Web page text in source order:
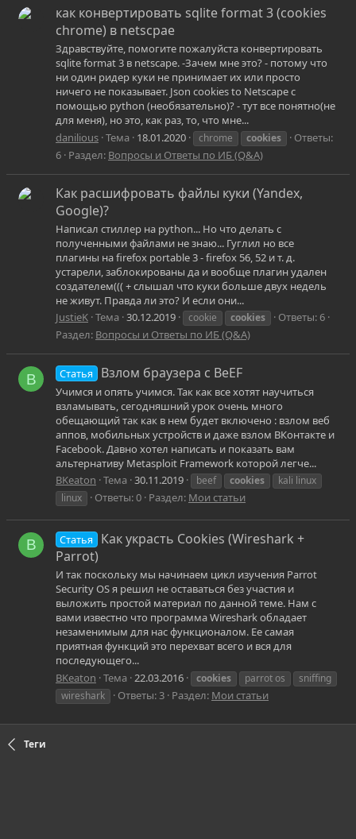
как конвертировать sqlite format 3 (cookies
chrome) в netscpae
Здравствуйте, помогите пожалуйста конвертировать
sqlite format 3 в netscape. -Зачем мне это? - потому что
ни один ридер куки не принимает их или просто
ничего не показывает. Json cookies to Netscape с
помощью python (необязательно)? - тут все понятно(не
для меня), но это, как раз, то, что мне...
danilious Тема 18.01.2020 chrome cookies
Ответы:
6 Раздел: Вопросы и Ответы по ИБ (Q&A)
Как расшифровать файлы куки (Yandex,
Google)?
Написал стиллер на python... Но что делать с
полученными файлами не знаю... Гуглил но все
плагины на firefox portable 3 - firefox 56, 52 и т. д.
устарели, заблокированы да и вообще плагин удален
создателем((( + слышал что куки больше двух недель
не живут. Правда ли это? И если они...
JustieK Тема 30.12.2019 cookie cookies
Ответы: 6
Раздел: Вопросы и Ответы по ИБ (Q&A)
B Статья Взлом браузера c BeEF
Учимся и опять учимся. Так как все хотят научиться
взламывать, сегодняшний урок очень много
обещающий так как в нем будет включено : взлом веб
аппов, мобильных устройств и даже взлом ВКонтакте и
Facebook. Давно хотел написать и показать вам
альтернативу Metasploit Framework которой легче...
BKeaton Тема 30.11.2019 beef cookies
kali linux
linux
Ответы: 0 Раздел: Мои статьи
B Статья
Как украсть Cookies (Wireshark +
Parrot)
И так поскольку мы начинаем цикл изучения Parrot
Security OS я решил не оставаться без участия и
выложить простой материал по данной теме. Нам с
вами известно что программа Wireshark обладает
незаменимым для нас функционалом. Ее самая
приятная функций это перехват всего и вся для
последующего...
BKeaton Тема 22.03.2016 cookies parrot os
sniffing
wireshark
Ответы: 3 Раздел: Мои статьи
Теги